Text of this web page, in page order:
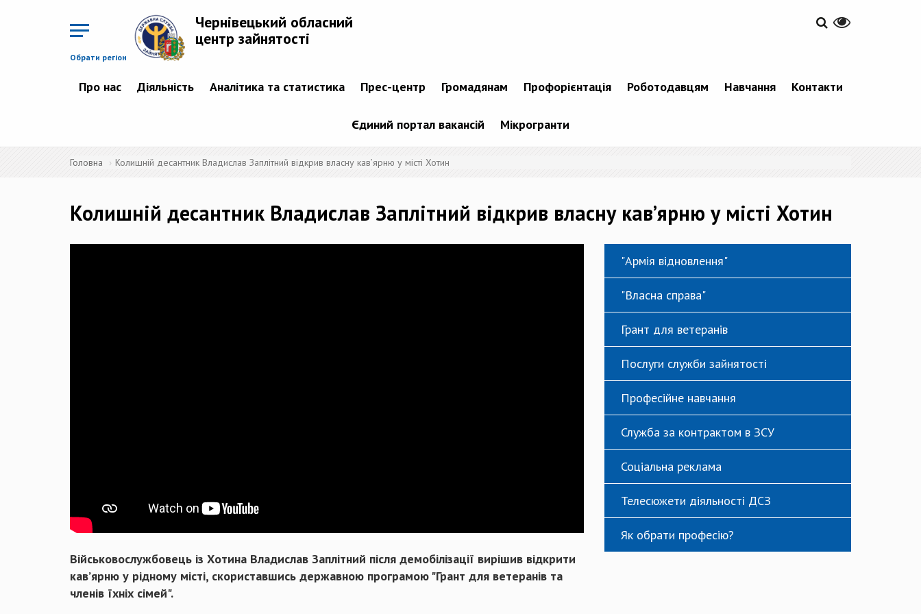
Обрати регіон
Чернівецький обласний
центр зайнятості
Про нас Діяльність Аналітика та статистика Прес-центр Громадянам Профорієнтація Роботодавцям Навчання Контакти
Єдиний портал вакансій Мікрогранти
Головна Колишній десантник Владислав Заплітний відкрив власну кав’ярню у місті Хотин
Колишній десантник Владислав Заплітний відкрив власну кав’ярню у місті Хотин
Військовослужбовець із Хотина Владислав Заплітний після демобілізації вирішив відкрити
кав’ярню у рідному місті, скориставшись державною програмою "Грант для ветеранів та
членів їхніх сімей".
"Армія відновлення"
"Власна справа"
Грант для ветеранів
Послуги служби зайнятості
Професійне навчання
Служба за контрактом в ЗСУ
Соціальна реклама
Телесюжети діяльності ДСЗ
Як обрати професію?